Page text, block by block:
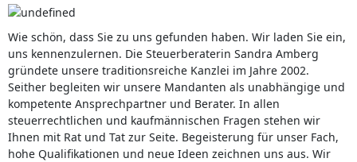
Wie schön, dass Sie zu uns gefunden haben. Wir laden Sie ein,
uns kennenzulernen. Die Steuerberaterin Sandra Amberg
gründete unsere traditionsreiche Kanzlei im Jahre 2002.
Seither begleiten wir unsere Mandanten als unabhängige und
kompetente Ansprechpartner und Berater. In allen
steuerrechtlichen und kaufmännischen Fragen stehen wir
Ihnen mit Rat und Tat zur Seite. Begeisterung für unser Fach,
hohe Qualifikationen und neue Ideen zeichnen uns aus. Wir